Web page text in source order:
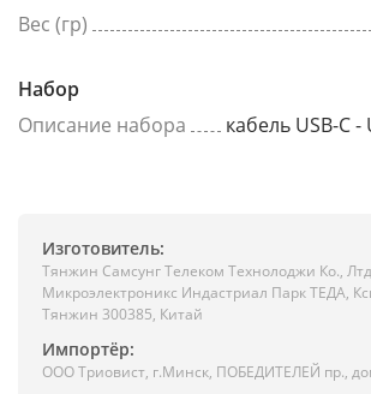
Вес (гр)
Набор
Описание набора
кабель USB-C -
Изготовитель:
Тянжин Самсунг Телеком Технолоджи Ко.,
Микроэлектроникс Индастриал Парк ТЕДА,
Тянжин 300385, Китай
Импортёр:
ООО Триовист, г.Минск, ПОБЕДИТЕЛЕЙ пр.,